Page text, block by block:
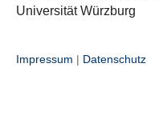
Universität Würzburg
Impressum | Datenschutz